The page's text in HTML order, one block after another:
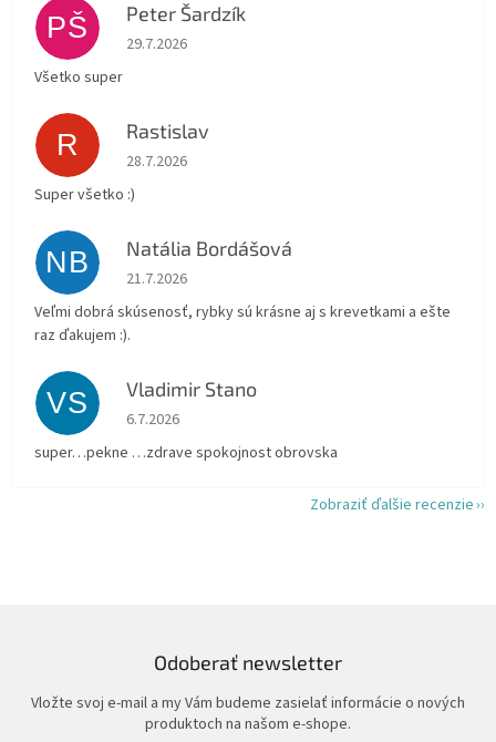
PŠ Peter Šardzík
Hodnotenie obchodu je 5 z 5 hviezdičiek.
29.7.2026
Všetko super
R Rastislav
Hodnotenie obchodu je 5 z 5 hviezdičiek.
28.7.2026
Super všetko :)
NB Natália Bordášová
Hodnotenie obchodu je 5 z 5 hviezdičiek.
21.7.2026
Veľmi dobrá skúsenosť, rybky sú krásne aj s krevetkami a ešte
raz ďakujem :).
VS Vladimir Stano
Hodnotenie obchodu je 5 z 5 hviezdičiek.
6.7.2026
super…pekne …zdrave spokojnost obrovska
Zobraziť ďalšie recenzie
Odoberať newsletter
Vložte svoj e-mail a my Vám budeme zasielať informácie o nových
produktoch na našom e-shope.